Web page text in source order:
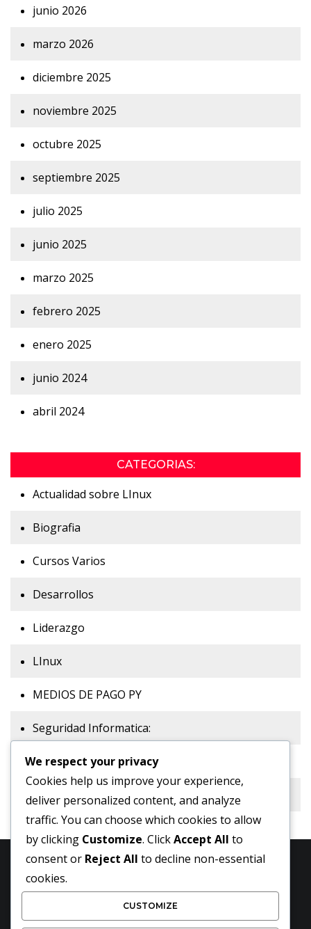
junio 2026
marzo 2026
diciembre 2025
noviembre 2025
octubre 2025
septiembre 2025
julio 2025
junio 2025
marzo 2025
febrero 2025
enero 2025
junio 2024
abril 2024
CATEGORIAS:
Actualidad sobre LInux
Biografia
Cursos Varios
Desarrollos
Liderazgo
LInux
MEDIOS DE PAGO PY
Seguridad Informatica:
Sitios Web:
Tecnologia:
We respect your privacy
Cookies help us improve your experience,
deliver personalized content, and analyze
traffic. You can choose which cookies to allow
by clicking Customize. ClickAccept All to
consent or Reject All to decline non-essential
cookies.
CUSTOMIZE